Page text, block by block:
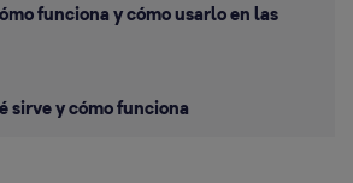
funciona y cómo usarlo en las
sirve y cómo funciona